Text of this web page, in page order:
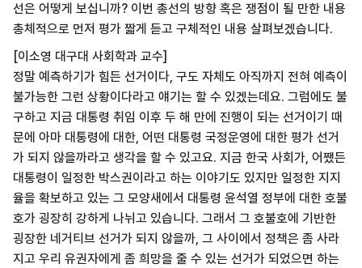
선은 어떻게 보십니까? 이번 총선의 방향 혹은 쟁점이 될 만한 내용
총체적으로 먼저 평가 짧게 듣고 구체적인 내용 살펴보겠습니다.
[이소영 대구대 사회학과 교수]
정말 예측하기가 힘든 선거이다, 구도 자체도 아직까지 전혀 예측이
불가능한 그런 상황이다라고 얘기는 할 수 있겠는데요. 그럼에도 불
구하고 지금 대통령 취임 이후 두 해 만에 진행이 되는 선거이기 때
문에 아마 대통령에 대한, 어떤 대통령 국정운영에 대한 평가 선거
가 되지 않을까라고 생각을 할 수 있고요. 지금 한국 사회가, 어쨌든
대통령이 일정한 박스권이라고 하는 이야기도 있지만 일정한 지지
율을 확보하고 있는 그 모양새에서 대통령 윤석열 정부에 대한 호불
호가 굉장히 강하게 나뉘고 있습니다. 그래서 그 호불호에 기반한
굉장한 네거티브 선거가 되지 않을까, 그 사이에서 정책은 좀 사라
지고 우리 유권자에게 좀 희망을 줄 수 있는 선거가 되었으면 하는